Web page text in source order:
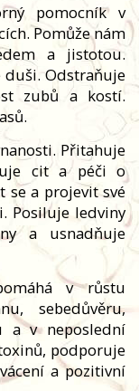
pomocník v
Pomůže nám
a jistotou.
Odstraňuje
zubů a kostí.
Přitahuje
cit a péči o
se a projevit své
Posiluje ledviny
a usnadňuje
v růstu
sebedůvěru,
a v neposlední
podporuje
a pozitivní